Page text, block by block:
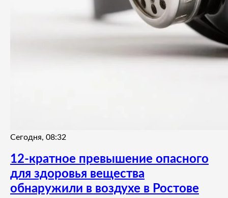
Сегодня, 08:32
12-кратное превышение опасного
для здоровья вещества
обнаружили в воздухе в Ростове